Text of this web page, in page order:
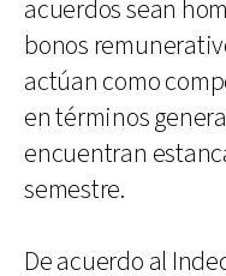
acuerdos sean
bonos
actúan como
en términos
encuentran
semestre.
De acuerdo al